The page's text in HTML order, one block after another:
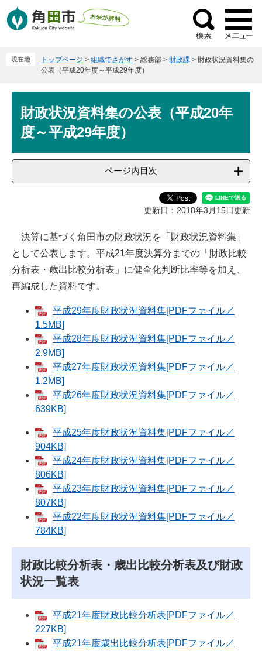
ー
ニ
検
索
現在地 トップページ > 組織でさがす > 総務部 > 財政課 > 財政状況資料集の
公表（平成20年度～平成29年度）
財政状況資料集の公表（平成20年
度～平成29年度）
ページ内目次
更新日：2018年3月15日更新
決算に基づく角田市の財政状況を「財政状況資料集」
として公表します。平成21年度決算分までの「財政比較
分析表・歳出比較分析表」に健全化判断比率等を加え、
再編成した資料です。
平成29年度財政状況資料集[PDFファイル／
1.5MB]
平成28年度財政状況資料集[PDFファイル／
2.9MB]
平成27年度財政状況資料集[PDFファイル／
1.2MB]
平成26年度財政状況資料集[PDFファイル／
639KB]
平成25年度財政状況資料集[PDFファイル／
904KB]
平成24年度財政状況資料集[PDFファイル／
806KB]
平成23年度財政状況資料集[PDFファイル／
807KB]
平成22年度財政状況資料集[PDFファイル／
784KB]
財政比較分析表・歳出比較分析表及び財政
状況一覧表
平成21年度財政比較分析表[PDFファイル／
227KB]
平成21年度歳出比較分析表[PDFファイル／